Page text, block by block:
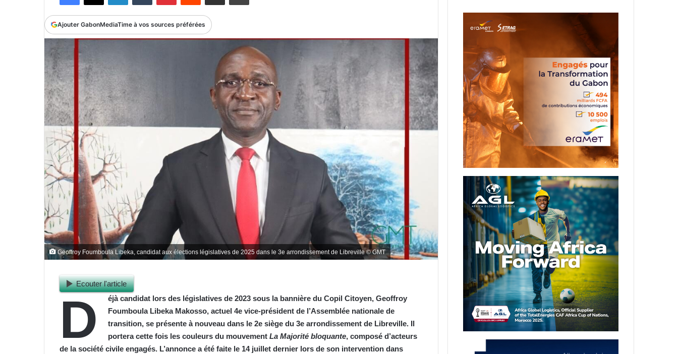
Ajouter GabonMediaTime à vos sources préférées
Geoffroy Foumboula Libeka, candidat aux élections législatives de 2025 dans le 3e arrondissement de Libreville © GMT
Ecouter l'article
D
éjà candidat lors des législatives de 2023 sous la bannière du Copil Citoyen, Geoffroy
Foumboula Libeka Makosso, actuel 4e vice-président de l’Assemblée nationale de
transition, se présente à nouveau dans le 2e siège du 3e arrondissement de Libreville. Il
portera cette fois les couleurs du mouvement La Majorité bloquante, composé d’acteurs
de la société civile engagés. L’annonce a été faite le 14 juillet dernier lors de son intervention dans